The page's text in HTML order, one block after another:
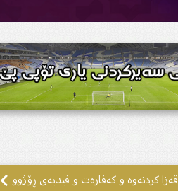
قەزا کردنەوە و کەفارەت و فیدیەى ڕۆژوو